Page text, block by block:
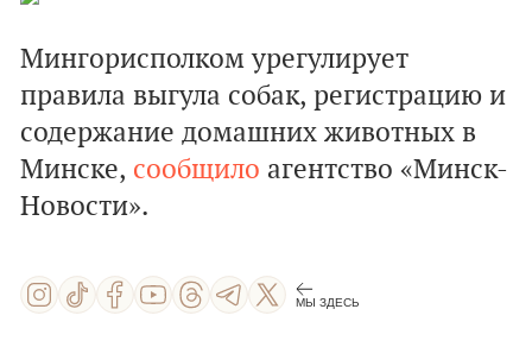
Мингорисполком урегулирует
правила выгула собак, регистрацию и
содержание домашних животных в
Минске, сообщило агентство «Минск-
Новости».
МЫ ЗДЕСЬ